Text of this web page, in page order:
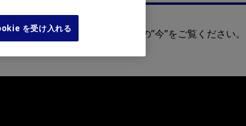
して歩みを進めるオリンパスの”今”をご覧ください
を受け入れる